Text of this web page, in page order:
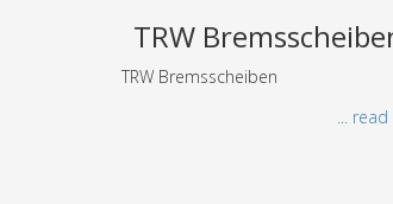
TRW
TRW Bremsscheiben
...